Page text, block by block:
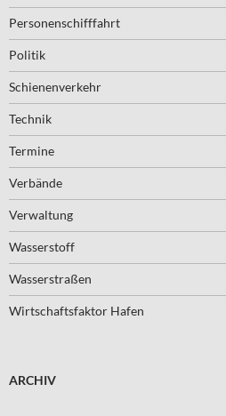
Personenschifffahrt
Politik
Schienenverkehr
Technik
Termine
Verbände
Verwaltung
Wasserstoff
Wasserstraßen
Wirtschaftsfaktor Hafen
ARCHIV